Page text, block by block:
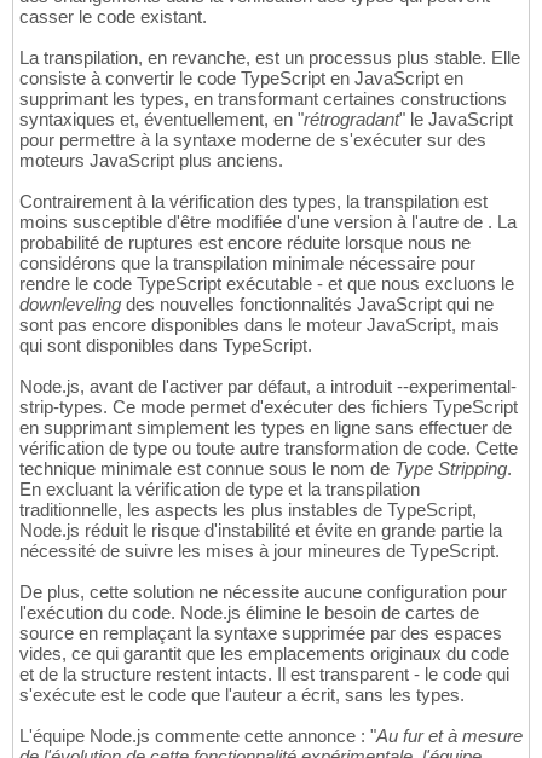
casser le code existant.
La transpilation, en revanche, est un processus plus stable. Elle
consiste à convertir le code TypeScript en JavaScript en
supprimant les types, en transformant certaines constructions
syntaxiques et, éventuellement, en "rétrogradant" le JavaScript
pour permettre à la syntaxe moderne de s'exécuter sur des
moteurs JavaScript plus anciens.
Contrairement à la vérification des types, la transpilation est
moins susceptible d'être modifiée d'une version à l'autre de . La
probabilité de ruptures est encore réduite lorsque nous ne
considérons que la transpilation minimale nécessaire pour
rendre le code TypeScript exécutable - et que nous excluons le
downleveling des nouvelles fonctionnalités JavaScript qui ne
sont pas encore disponibles dans le moteur JavaScript, mais
qui sont disponibles dans TypeScript.
Node.js, avant de l'activer par défaut, a introduit --experimental-
strip-types. Ce mode permet d'exécuter des fichiers TypeScript
en supprimant simplement les types en ligne sans effectuer de
vérification de type ou toute autre transformation de code. Cette
technique minimale est connue sous le nom de Type Stripping.
En excluant la vérification de type et la transpilation
traditionnelle, les aspects les plus instables de TypeScript,
Node.js réduit le risque d'instabilité et évite en grande partie la
nécessité de suivre les mises à jour mineures de TypeScript.
De plus, cette solution ne nécessite aucune configuration pour
l'exécution du code. Node.js élimine le besoin de cartes de
source en remplaçant la syntaxe supprimée par des espaces
vides, ce qui garantit que les emplacements originaux du code
et de la structure restent intacts. Il est transparent - le code qui
s'exécute est le code que l'auteur a écrit, sans les types.
L'équipe Node.js commente cette annonce : "Au fur et à mesure